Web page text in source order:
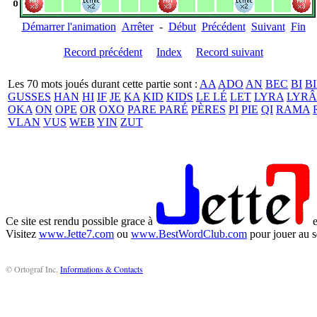
Démarrer l'animation Arrêter- Début Précédent Suivant Fin
Record précédent Index Record suivant
Les 70 mots joués durant cette partie sont : AA ADO AN BEC BI
GUSSES HAN HI IF JE KA KID KIDS LE LÉ LET LYRA
OKA ON OPE OR OXO PARE PARÉ PÈRES PI PIE QI RAMA
VLAN VUS WEB YIN ZUT
Ce site est rendu possible grace à
Visitez www.Jette7.com ou www.BestWordClub.com pour jouer au
© Ortograf Inc. Informations & Contacts